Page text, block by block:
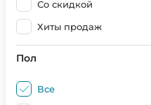
Со скидкой
Хиты продаж
Пол
Все